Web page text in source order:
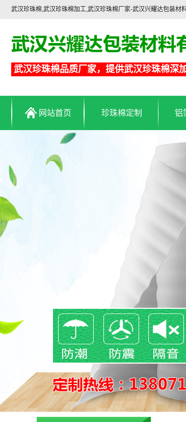
武汉珍珠棉,武汉珍珠棉加工,武汉珍珠棉厂家-武汉兴耀达包装材
武汉珍珠棉品质厂家，提供武汉珍珠棉深
网站首页 珍珠棉定制 铝